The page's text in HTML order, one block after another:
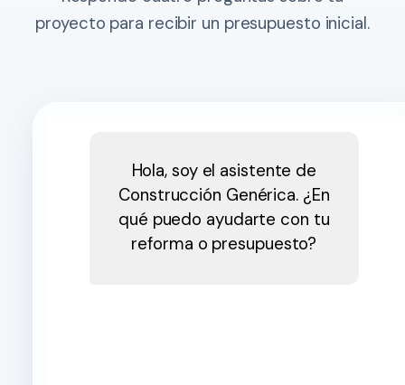
proyecto para recibir un presupuesto inicial.
Hola, soy el asistente de
Construcción Genérica. ¿En
qué puedo ayudarte con tu
reforma o presupuesto?